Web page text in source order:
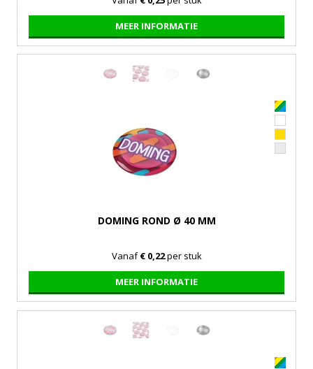
MEER INFORMATIE
DOMING ROND Ø 40 MM
Vanaf€ 0,22per stuk
MEER INFORMATIE